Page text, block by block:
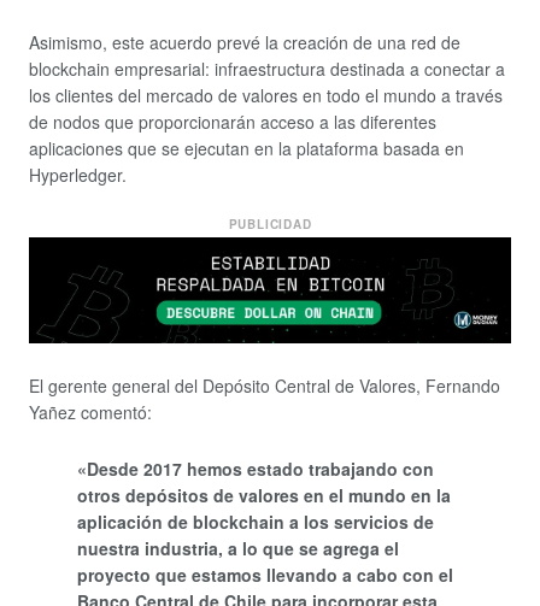
Asimismo, este acuerdo prevé la creación de una red de
blockchain empresarial: infraestructura destinada a conectar a
los clientes del mercado de valores en todo el mundo a través
de nodos que proporcionarán acceso a las diferentes
aplicaciones que se ejecutan en la plataforma basada en
Hyperledger.
PUBLICIDAD
El gerente general del Depósito Central de Valores, Fernando
Yañez comentó:
«Desde 2017 hemos estado trabajando con
otros depósitos de valores en el mundo en la
aplicación de blockchain a los servicios de
nuestra industria, a lo que se agrega el
proyecto que estamos llevando a cabo con el
Banco Central de Chile para incorporar esta